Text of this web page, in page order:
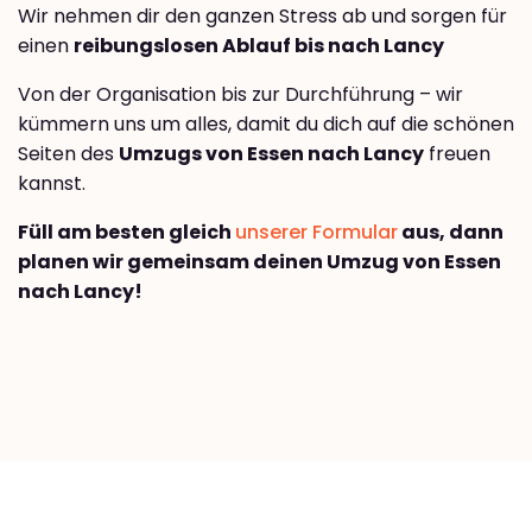
Wir nehmen dir den ganzen Stress ab und sorgen für
einen reibungslosen Ablauf bis nach Lancy
Von der Organisation bis zur Durchführung – wir
kümmern uns um alles, damit du dich auf die schönen
Seiten des Umzugs von Essen nach Lancy freuen
kannst.
Füll am besten gleich unserer Formularaus, dann
planen wir gemeinsam deinen Umzug von Essen
nach Lancy!